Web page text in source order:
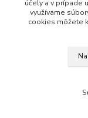
účely a v prípade
využívame
cookies môžete